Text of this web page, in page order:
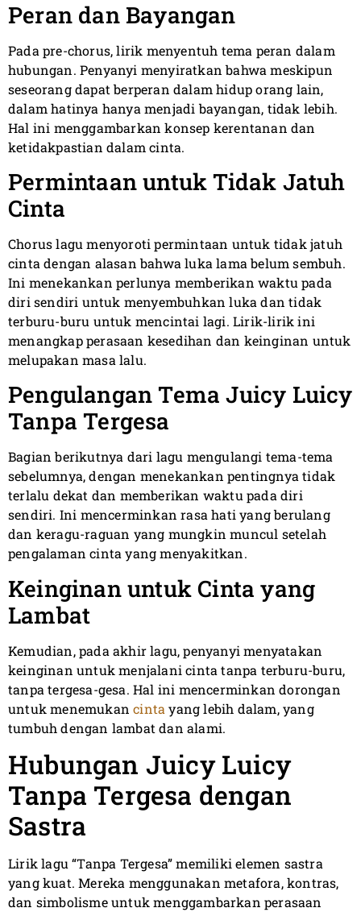
Peran dan Bayangan
Pada pre-chorus, lirik menyentuh tema peran dalam
hubungan. Penyanyi menyiratkan bahwa meskipun
seseorang dapat berperan dalam hidup orang lain,
dalam hatinya hanya menjadi bayangan, tidak lebih.
Hal ini menggambarkan konsep kerentanan dan
ketidakpastian dalam cinta.
Permintaan untuk Tidak Jatuh
Cinta
Chorus lagu menyoroti permintaan untuk tidak jatuh
cinta dengan alasan bahwa luka lama belum sembuh.
Ini menekankan perlunya memberikan waktu pada
diri sendiri untuk menyembuhkan luka dan tidak
terburu-buru untuk mencintai lagi. Lirik-lirik ini
menangkap perasaan kesedihan dan keinginan untuk
melupakan masa lalu.
Pengulangan Tema Juicy Luicy
Tanpa Tergesa
Bagian berikutnya dari lagu mengulangi tema-tema
sebelumnya, dengan menekankan pentingnya tidak
terlalu dekat dan memberikan waktu pada diri
sendiri. Ini mencerminkan rasa hati yang berulang
dan keragu-raguan yang mungkin muncul setelah
pengalaman cinta yang menyakitkan.
Keinginan untuk Cinta yang
Lambat
Kemudian, pada akhir lagu, penyanyi menyatakan
keinginan untuk menjalani cinta tanpa terburu-buru,
tanpa tergesa-gesa. Hal ini mencerminkan dorongan
untuk menemukancinta yang lebih dalam, yang
tumbuh dengan lambat dan alami.
Hubungan Juicy Luicy
Tanpa Tergesa dengan
Sastra
Lirik lagu “Tanpa Tergesa” memiliki elemen sastra
yang kuat. Mereka menggunakan metafora, kontras,
dan simbolisme untuk menggambarkan perasaan